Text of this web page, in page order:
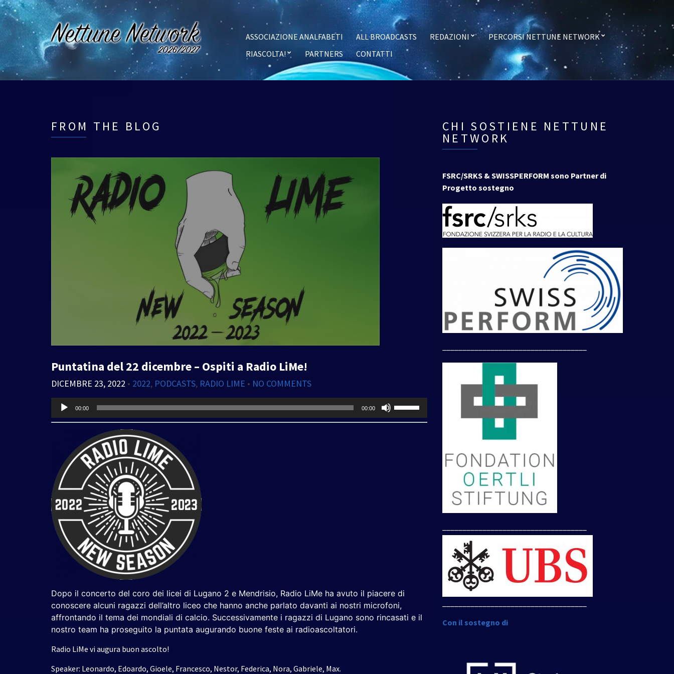
ASSOCIAZIONE ANALFABETI ALL BROADCASTS REDAZIONI
PERCORSI NETTUNE NETWORK
RIASCOLTA!
PARTNERS CONTATTI
FROM THE BLOG
Puntatina del 22 dicembre – Ospiti a Radio LiMe!
DICEMBRE 23, 2022 • 2022, PODCASTS, RADIO LIME • NO COMMENTS
Audio
Player
00:00 00:00
Dopo il concerto del coro dei licei di Lugano 2 e Mendrisio, Radio LiMe ha avuto il piacere di
conoscere alcuni ragazzi dell’altro liceo che hanno anche parlato davanti ai nostri microfoni,
affrontando il tema dei mondiali di calcio. Successivamente i ragazzi di Lugano sono rincasati e il
nostro team ha proseguito la puntata augurando buone feste ai radioascoltatori.
Radio LiMe vi augura buon ascolto!
Speaker: Leonardo, Edoardo, Gioele, Francesco, Nestor, Federica, Nora, Gabriele, Max.
CHI SOSTIENE NETTUNE
NETWORK
FSRC/SRKS & SWISSPERFORM sono Partner di
Progetto sostegno
Con il sostegno di